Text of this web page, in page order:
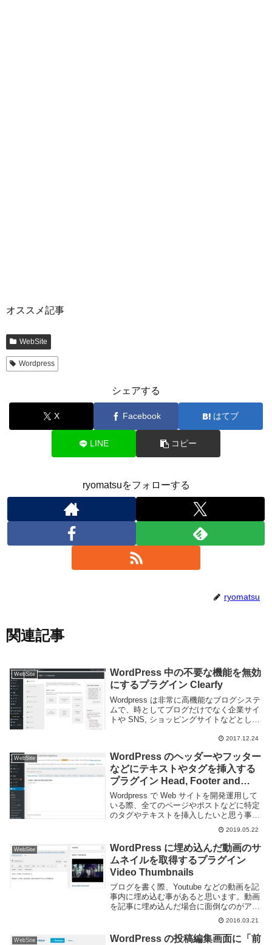
オススメ記事
WebSite
Wordpress
シェアする
X Facebook はてブ
LINE コピー
ryomatsuをフォローする
ryomatsu
関連記事
WebSite
WordPress 中の不要な機能を無効
にするプラグイン Clearfy
Wordpress は非常に高機能なブログシステ
ムで、時としてブログだけでなく企業サイ
トや SNS, ショッピングサイトなどとして
能 であっても多くの人にとっては不要な
2017.12.24
WebSite
WordPress のヘッダーやフッター
などにテキストやタグを挿入する
プラグイン Head, Footer and
Post Injections
Wordpress で Web サイトを開発運用して
いる際、全てのページやポストなどに特定
のタグやテキストを挿入したいと思う事が
ある。通常こういった場合はテーマファイ
ルを直接いじることが多いが、プログラマ
以外にとってはやや敷居が高く、エディ...
2019.05.22
WebSite
WordPress に埋め込んだ動画のサ
ムネイルを取得するプラグイン
Video Thumbnails
ブログを書く際、Youtube などの動画を記
事内に埋め込む事があると思います。動画
を記事に埋め込んだ場合に面倒なのがアイ
キャッチの設定です。Youtube みたいに動
画内のものを画像として使えたらいいの
に・・・と思う事がありますね。Wor...
2016.03.21
WebSite
WordPress の投稿編集画面に「前